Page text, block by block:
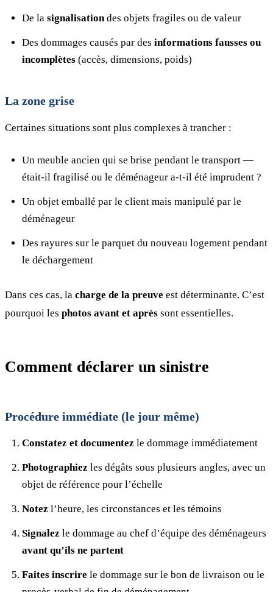
De la signalisationdes objets fragiles ou de valeur
Des dommages causés par des informations fausses ou
incomplètes (accès, dimensions, poids)
La zone grise
Certaines situations sont plus complexes à trancher :
Un meuble ancien qui se brise pendant le transport —
était-il fragilisé ou le déménageur a-t-il été imprudent ?
Un objet emballé par le client mais manipulé par le
déménageur
Des rayures sur le parquet du nouveau logement pendant
le déchargement
Dans ces cas, la charge de la preuve est déterminante. C’est
pourquoi les photos avant et après sont essentielles.
Comment déclarer un sinistre
Procédure immédiate (le jour même)
Constatez et documentez le dommage immédiatement
Photographiez les dégâts sous plusieurs angles, avec un
objet de référence pour l’échelle
Notez l’heure, les circonstances et les témoins
Signalez le dommage au chef d’équipe des déménageurs
avant qu’ils ne partent
Faites inscrire le dommage sur le bon de livraison ou le